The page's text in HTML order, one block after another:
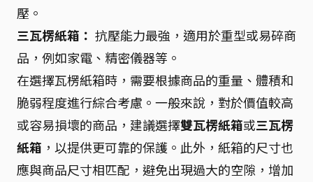
壓。
三瓦楞紙箱： 抗壓能力最強，適用於重型或易碎商
品，例如家電、精密儀器等。
在選擇瓦楞紙箱時，需要根據商品的重量、體積和
脆弱程度進行綜合考慮。一般來說，對於價值較高
或容易損壞的商品，建議選擇雙瓦楞紙箱或三瓦楞
紙箱 ，以提供更可靠的保護。此外，紙箱的尺寸也
應與商品尺寸相匹配，避免出現過大的空隙，增加